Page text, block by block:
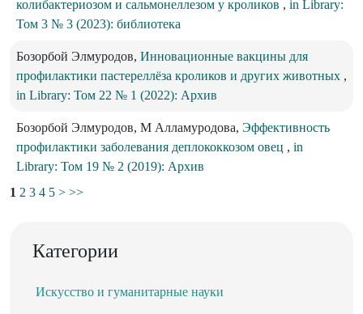
колибактериозом и сальмонеллезом у кроликов , in Library:
Том 3 № 3 (2023): библиотека
Бозорбой Элмуродов, Инновационные вакцины для
профилактики пастереллёза кроликов и других животных ,
in Library: Том 22 № 1 (2022): Архив
Бозорбой Элмуродов, М Алламуродова, Эффективность
профилактики заболевания деплококкозом овец , in
Library: Том 19 № 2 (2019): Архив
1 2 3 4 5 > >>
Категории
Искусство и гуманитарные науки